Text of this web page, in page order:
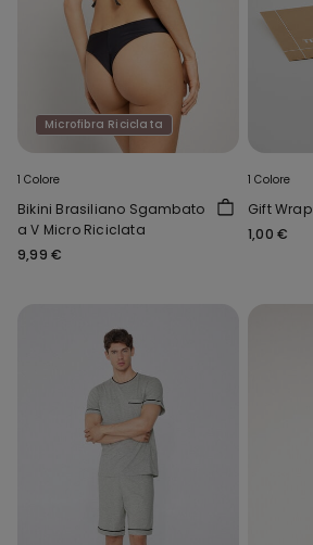
Microfibra Riciclata
1 Colore
Bikini Brasiliano Sgambato
a V Micro Riciclata
9,99 €
1 Colore
Gift Wrap
1,00 €